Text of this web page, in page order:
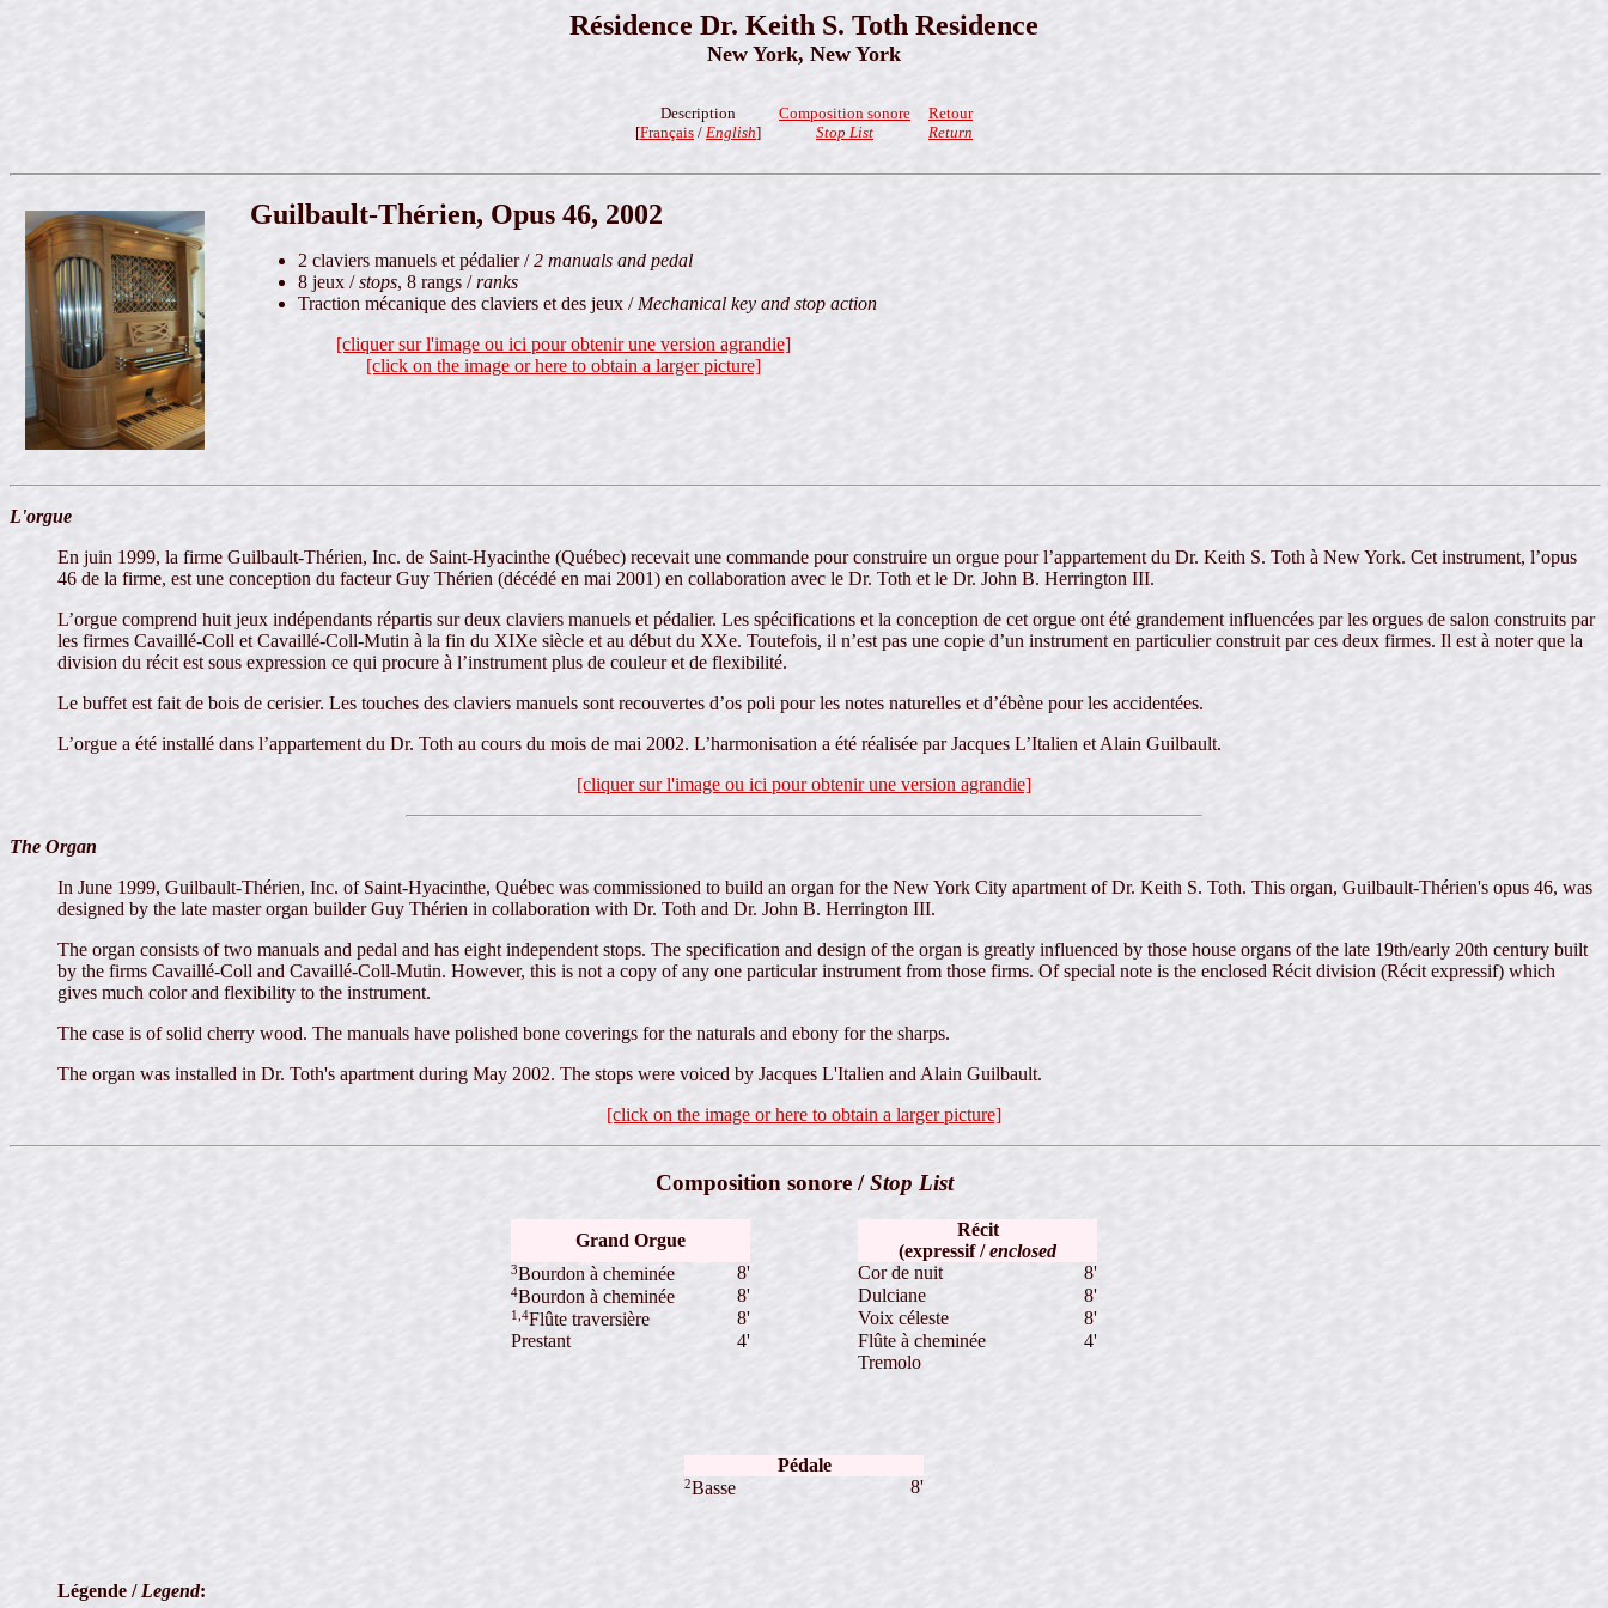
Résidence Dr. Keith S. Toth Residence
New York, New York
Description
[Français / English]
Composition sonore
Stop List
Retour
Return
Guilbault-Thérien, Opus 46, 2002
2 claviers manuels et pédalier /2 manuals and pedal
8 jeux /stops, 8 rangs /ranks
Traction mécanique des claviers et des jeux /Mechanical key and stop action
[cliquer sur l'image ou ici pour obtenir une version agrandie]
[click on the image or here to obtain a larger picture]
L'orgue
En juin 1999, la firme Guilbault-Thérien, Inc. de Saint-Hyacinthe (Québec) recevait une commande pour construire un orgue pour l’appartement du Dr. Keith S. Toth à New York. Cet instrument, l’opus
46 de la firme, est une conception du facteur Guy Thérien (décédé en mai 2001) en collaboration avec le Dr. Toth et le Dr. John B. Herrington III.
L’orgue comprend huit jeux indépendants répartis sur deux claviers manuels et pédalier. Les spécifications et la conception de cet orgue ont été grandement influencées par les orgues de salon construits par
les firmes Cavaillé-Coll et Cavaillé-Coll-Mutin à la fin du XIXe siècle et au début du XXe. Toutefois, il n’est pas une copie d’un instrument en particulier construit par ces deux firmes. Il est à noter que la
division du récit est sous expression ce qui procure à l’instrument plus de couleur et de flexibilité.
Le buffet est fait de bois de cerisier. Les touches des claviers manuels sont recouvertes d’os poli pour les notes naturelles et d’ébène pour les accidentées.
L’orgue a été installé dans l’appartement du Dr. Toth au cours du mois de mai 2002. L’harmonisation a été réalisée par Jacques L’Italien et Alain Guilbault.
[cliquer sur l'image ou ici pour obtenir une version agrandie]
The Organ
In June 1999, Guilbault-Thérien, Inc. of Saint-Hyacinthe, Québec was commissioned to build an organ for the New York City apartment of Dr. Keith S. Toth. This organ, Guilbault-Thérien's opus 46, was
designed by the late master organ builder Guy Thérien in collaboration with Dr. Toth and Dr. John B. Herrington III.
The organ consists of two manuals and pedal and has eight independent stops. The specification and design of the organ is greatly influenced by those house organs of the late 19th/early 20th century built
by the firms Cavaillé-Coll and Cavaillé-Coll-Mutin. However, this is not a copy of any one particular instrument from those firms. Of special note is the enclosed Récit division (Récit expressif) which
gives much color and flexibility to the instrument.
The case is of solid cherry wood. The manuals have polished bone coverings for the naturals and ebony for the sharps.
The organ was installed in Dr. Toth's apartment during May 2002. The stops were voiced by Jacques L'Italien and Alain Guilbault.
[click on the image or here to obtain a larger picture]
Composition sonore /Stop List
Grand Orgue
Récit
(expressif /enclosed
3Bourdon à cheminée 8' Cor de nuit 8'
4Bourdon à cheminée 8' Dulciane 8'
1,4Flûte traversière 8' Voix céleste
8'
Prestant
4' Flûte à cheminée
4'
Tremolo
Pédale
2Basse 8'
Légende / Legend: